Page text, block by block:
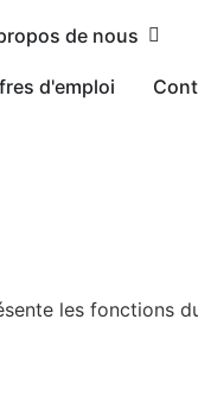
de nous
d'emploi
les fonctions